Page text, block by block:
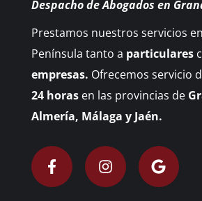
Despacho de Abogados en
Prestamos nuestros servicios
Península tanto a particulares
empresas. Ofrecemos servicio
24 horas en las provincias de
Almería, Málaga y Jaén.